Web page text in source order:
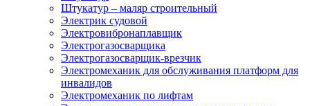
Штукатур – маляр строительный
Электрик судовой
Электровибронаплавщик
Электрогазосварщика
Электрогазосварщик-врезчик
Электромеханик для обслуживания платформ для
инвалидов
Электромеханик по лифтам